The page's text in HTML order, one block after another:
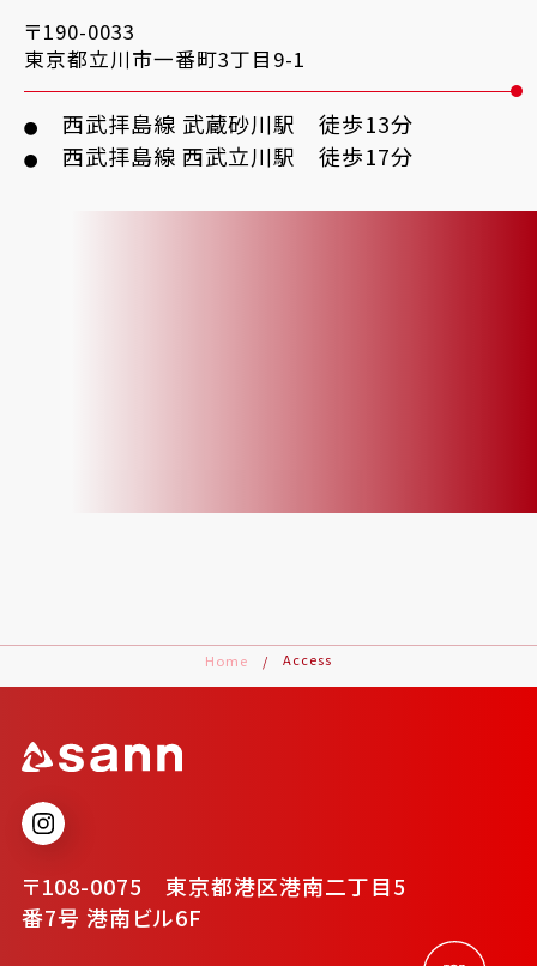
〒190-0033
東京都立川市一番町3丁目9-1
● 西武拝島線 武蔵砂川駅 徒歩13分
● 西武拝島線 西武立川駅 徒歩17分
Home Access
〒108-0075 東京都港区港南二丁目5
番7号 港南ビル6F